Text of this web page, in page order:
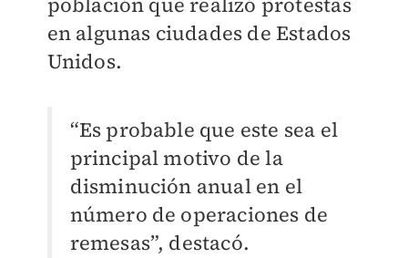
en algunas ciudades de Estados
Unidos.
“Es probable que este sea el
principal motivo de la
disminución anual en el
número de operaciones de
remesas”, destacó.